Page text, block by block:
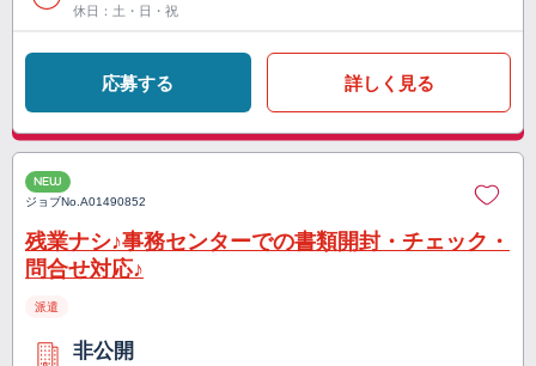
休日：土・日・祝
応募する 詳しく見る
NEW
ジョブNo.A01490852
残業ナシ♪事務センターでの書類開封・チェック・
問合せ対応♪
派遣
非公開